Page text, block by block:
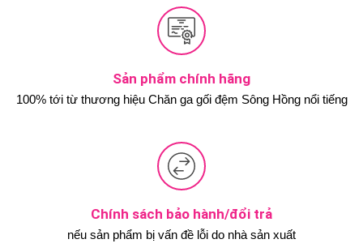
Sản phẩm chính hãng
100% tới từ thương hiệu Chăn ga gối đệm Sông Hồng nổi tiếng
Chính sách bảo hành/đổi trả
nếu sản phẩm bị vấn đề lỗi do nhà sản xuất